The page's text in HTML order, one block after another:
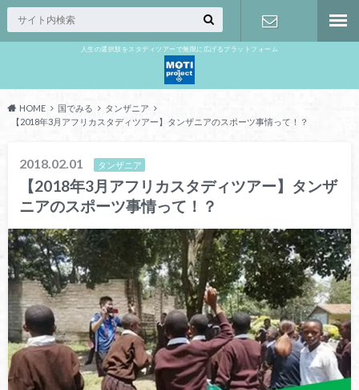
人生の選択肢をスタディツアーで無限に広げるプラットフォーム
HOME 国でみる
タンザニア
【2018年3月アフリカスタディツアー】タンザニアのスポーツ事情って！？
2018.02.01 タンザニア
【2018年3月アフリカスタディツアー】タンザ
ニアのスポーツ事情って！？